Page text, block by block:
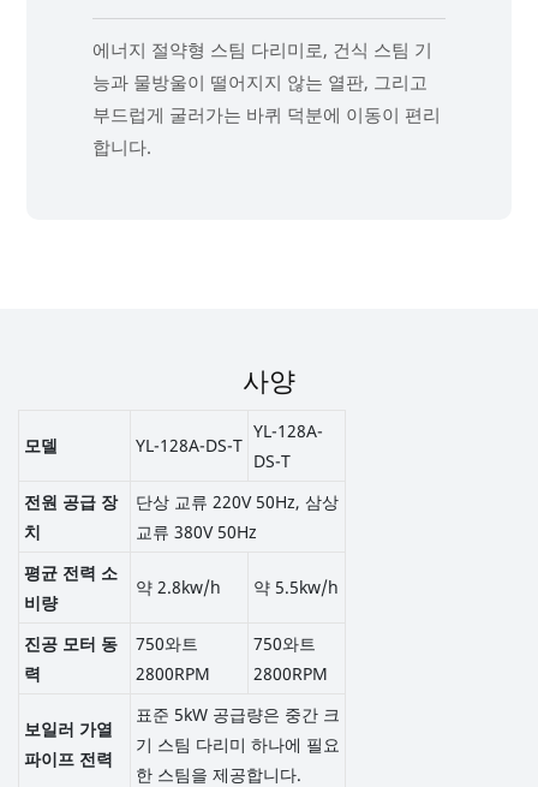
에너지 절약형 스팀 다리미로, 건식 스팀 기
능과 물방울이 떨어지지 않는 열판, 그리고
부드럽게 굴러가는 바퀴 덕분에 이동이 편리
합니다.
사양
모델 YL-128A-DS-T
YL-128A-
DS-T
전원 공급 장
치
단상 교류 220V 50Hz, 삼상
교류 380V 50Hz
평균 전력 소
비량
약 2.8kw/h 약 5.5kw/h
진공 모터 동
력
750와트
2800RPM
750와트
2800RPM
보일러 가열
파이프 전력
표준 5kW 공급량은 중간 크
기 스팀 다리미 하나에 필요
한 스팀을 제공합니다.